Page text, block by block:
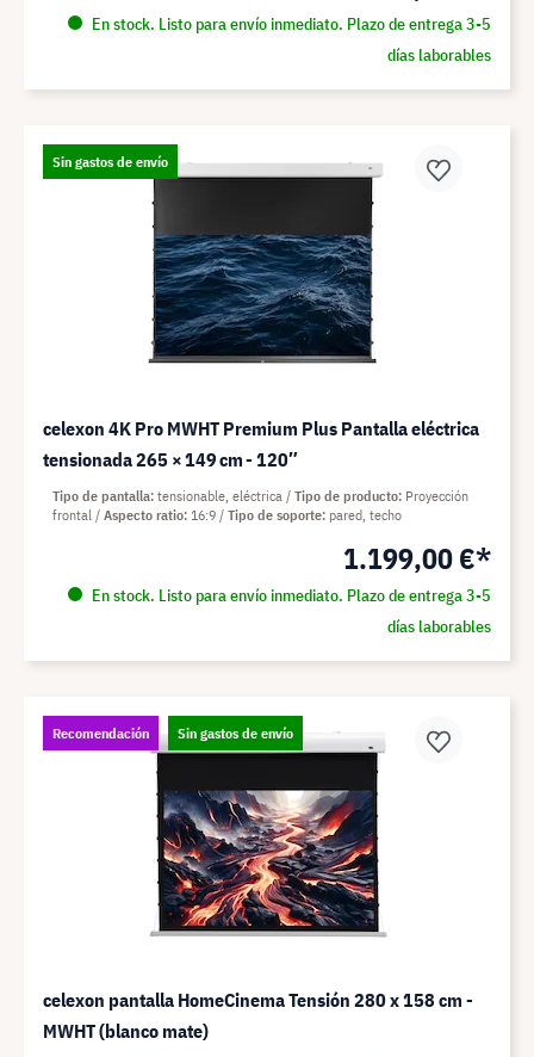
En stock. Listo para envío inmediato. Plazo de entrega 3-5
días laborables
Sin gastos de envío
celexon 4K Pro MWHT Premium Plus Pantalla eléctrica
tensionada 265 × 149 cm - 120″
1.199,00 €*
En stock. Listo para envío inmediato. Plazo de entrega 3-5
días laborables
Tipo de pantalla tensionable, eléctrica Tipo de producto Proyección
frontal
Aspecto ratio 16:9 Tipo de soporte pared, techo
Recomendación Sin gastos de envío
celexon pantalla HomeCinema Tensión 280 x 158 cm -
MWHT (blanco mate)